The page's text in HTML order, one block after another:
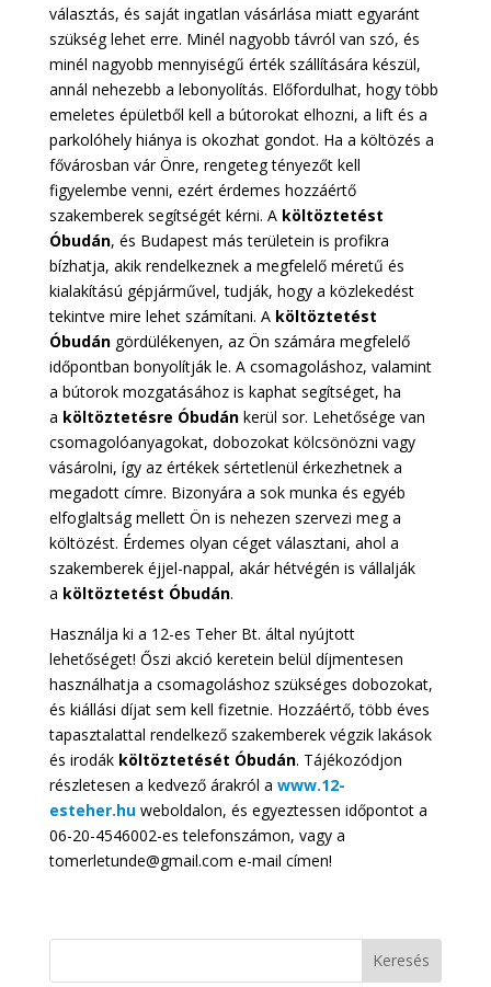
választás, és saját ingatlan vásárlása miatt egyaránt
szükség lehet erre. Minél nagyobb távról van szó, és
minél nagyobb mennyiségű érték szállítására készül,
annál nehezebb a lebonyolítás. Előfordulhat, hogy több
emeletes épületből kell a bútorokat elhozni, a lift és a
parkolóhely hiánya is okozhat gondot. Ha a költözés a
fővárosban vár Önre, rengeteg tényezőt kell
figyelembe venni, ezért érdemes hozzáértő
szakemberek segítségét kérni. A költöztetést
Óbudán, és Budapest más területein is profikra
bízhatja, akik rendelkeznek a megfelelő méretű és
kialakítású gépjárművel, tudják, hogy a közlekedést
tekintve mire lehet számítani. A költöztetést
Óbudángördülékenyen, az Ön számára megfelelő
időpontban bonyolítják le. A csomagoláshoz, valamint
a bútorok mozgatásához is kaphat segítséget, ha
a költöztetésre Óbudán kerül sor. Lehetősége van
csomagolóanyagokat, dobozokat kölcsönözni vagy
vásárolni, így az értékek sértetlenül érkezhetnek a
megadott címre. Bizonyára a sok munka és egyéb
elfoglaltság mellett Ön is nehezen szervezi meg a
költözést. Érdemes olyan céget választani, ahol a
szakemberek éjjel-nappal, akár hétvégén is vállalják
a költöztetést Óbudán.
Használja ki a 12-es Teher Bt. által nyújtott
lehetőséget! Őszi akció keretein belül díjmentesen
használhatja a csomagoláshoz szükséges dobozokat,
és kiállási díjat sem kell fizetnie. Hozzáértő, több éves
tapasztalattal rendelkező szakemberek végzik lakások
és irodákköltöztetését Óbudán. Tájékozódjon
részletesen a kedvező árakról a www.12-
esteher.huweboldalon, és egyeztessen időpontot a
06-20-4546002-es telefonszámon, vagy a
tomerletunde@gmail.com e-mail címen!